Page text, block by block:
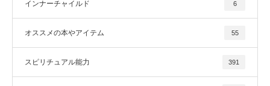
インナーチャイルド 6
オススメの本やアイテム 55
スピリチュアル能力 391